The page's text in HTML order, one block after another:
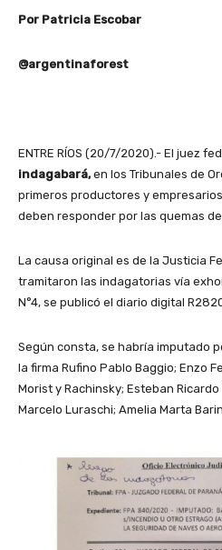
Por Patricia Escobar
@argentinaforest
ENTRE RÍOS (20/7/2020).- El juez
indagabará,en los Tribunales de
primeros productores y
deben responder por las quemas
La causa original es de la Justicia
tramitaron las indagatorias vía
N°4, se publicó el diario digital
Según consta, se habría imputado
la firma Rufino Pablo Baggio; Enzo
Morist y Rachinsky; Esteban
Marcelo Luraschi; Amelia Marta